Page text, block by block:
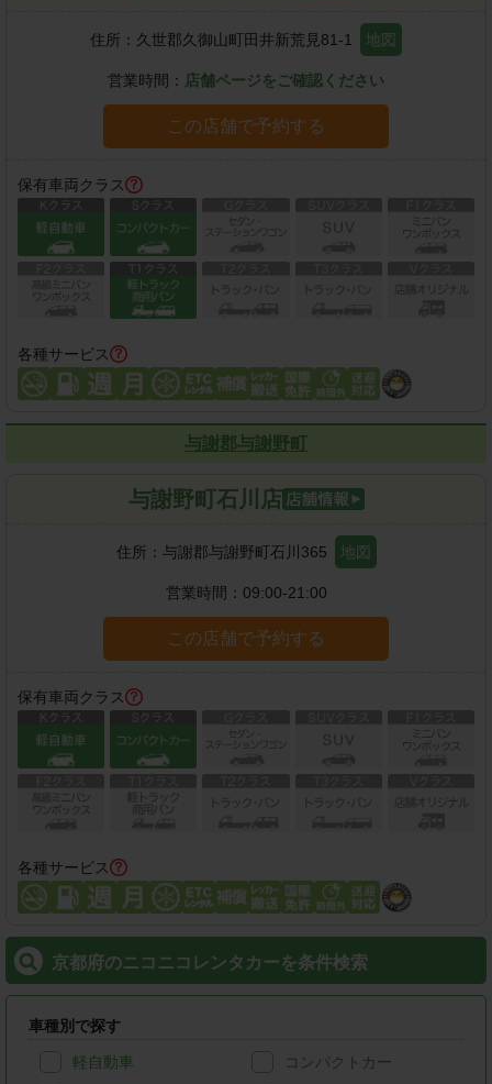
住所： 久世郡久御山町田井新荒見81-1 地図
営業時間： 店舗ページをご確認ください
この店舗で予約する
保有車両クラス
各種サービス
与謝郡与謝野町
与謝野町石川店
住所： 与謝郡与謝野町石川365 地図
営業時間： 09:00-21:00
この店舗で予約する
保有車両クラス
各種サービス
京都府のニコニコレンタカーを条件検索
車種別で探す
軽自動車 コンパクトカー